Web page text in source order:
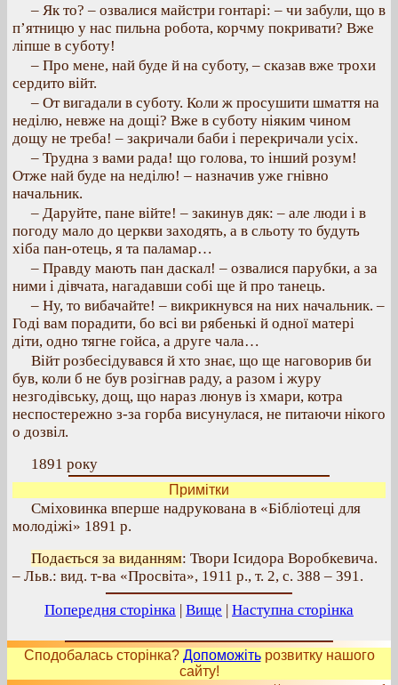
– Як то? – озвалися майстри гонтарі: – чи забули, що в
п’ятницю у нас пильна робота, корчму покривати? Вже
ліпше в суботу!
– Про мене, най буде й на суботу, – сказав вже трохи
сердито війт.
– От вигадали в суботу. Коли ж просушити шмаття на
неділю, невже на дощі? Вже в суботу ніяким чином
дощу не треба! – закричали баби і перекричали усіх.
– Трудна з вами рада! що голова, то інший розум!
Отже най буде на неділю! – назначив уже гнівно
начальник.
– Даруйте, пане війте! – закинув дяк: – але люди і в
погоду мало до церкви заходять, а в сльоту то будуть
хіба пан-отець, я та паламар…
– Правду мають пан даскал! – озвалися парубки, а за
ними і дівчата, нагадавши собі ще й про танець.
– Ну, то вибачайте! – викрикнувся на них начальник. –
Годі вам порадити, бо всі ви рябенькі й одної матері
діти, одно тягне гойса, а друге чала…
Війт розбесідувався й хто знає, що ще наговорив би
був, коли б не був розігнав раду, а разом і журу
незгодівську, дощ, що нараз люнув із хмари, котра
неспостережно з-за горба висунулася, не питаючи нікого
о дозвіл.
1891 року
Примітки
Сміховинка вперше надрукована в «Бібліотеці для
молодіжі» 1891 р.
Подається за виданням: Твори Ісидора Воробкевича.
– Льв.: вид. т-ва «Просвіта», 1911 р., т. 2, с. 388 – 391.
Попередня сторінка | Вище | Наступна сторінка
Сподобалась сторінка? Допоможітьрозвитку нашого
сайту!